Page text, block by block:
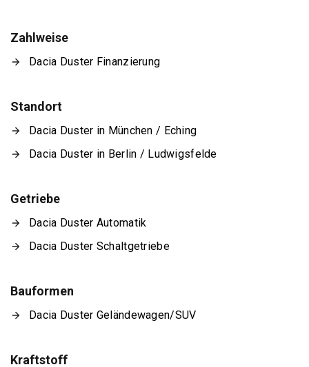
Zahlweise
Dacia Duster Finanzierung
Standort
Dacia Duster in München / Eching
Dacia Duster in Berlin / Ludwigsfelde
Getriebe
Dacia Duster Automatik
Dacia Duster Schaltgetriebe
Bauformen
Dacia Duster Geländewagen/SUV
Kraftstoff